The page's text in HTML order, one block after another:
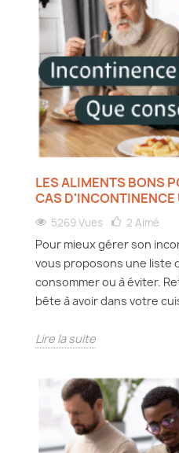
LES ALIMENTS BONS
CAS D'INCONTINENCE
5269 Vues 2 Aimé
Pour mieux gérer son
vous proposons une liste
consommer ou à éviter.
bête à avoir dans votre
Lire la suite